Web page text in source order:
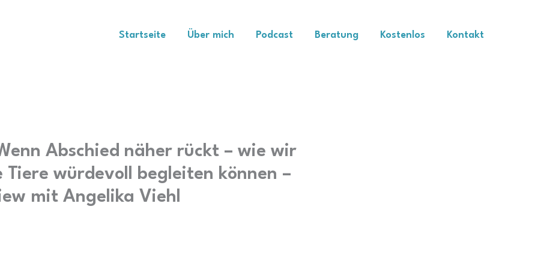
Startseite Über mich Podcast Beratung Kostenlos Kontakt
Abschied näher rückt – wie wir
Tiere würdevoll begleiten können –
mit Angelika Viehl